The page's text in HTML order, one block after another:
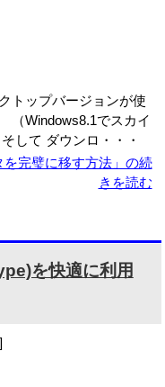
トップバージョンが使
（Windows8.1でスカイ
して ダウンロ・・・
を完璧に移す方法」の続
きを読む
を快適に利用
]